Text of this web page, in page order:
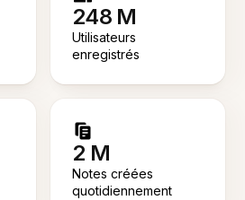
248 M
Utilisateurs
enregistrés
2 M
Notes créées
quotidiennement